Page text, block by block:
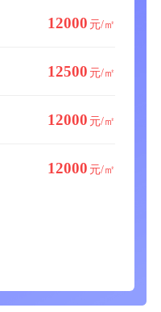
12000 元/㎡
12500 元/㎡
12000 元/㎡
12000 元/㎡